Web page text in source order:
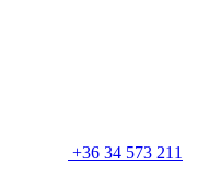
+36 34 573 211